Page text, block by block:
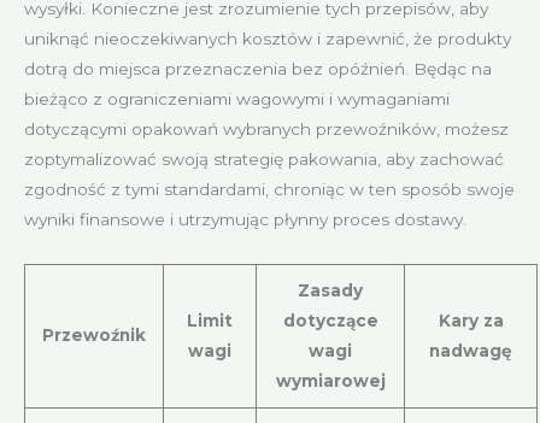
wysyłki. Konieczne jest zrozumienie tych przepisów, aby
uniknąć nieoczekiwanych kosztów i zapewnić, że produkty
dotrą do miejsca przeznaczenia bez opóźnień. Będąc na
bieżąco z ograniczeniami wagowymi i wymaganiami
dotyczącymi opakowań wybranych przewoźników, możesz
zoptymalizować swoją strategię pakowania, aby zachować
zgodność z tymi standardami, chroniąc w ten sposób swoje
wyniki finansowe i utrzymując płynny proces dostawy.
Przewoźnik
Limit
wagi
Zasady
dotyczące
wagi
wymiarowej
Kary za
nadwagę